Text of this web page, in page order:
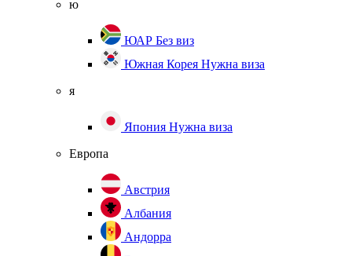
ю
ЮАР Без виз
Южная Корея Нужна виза
я
Япония Нужна виза
Европа
Австрия
Албания
Андорра